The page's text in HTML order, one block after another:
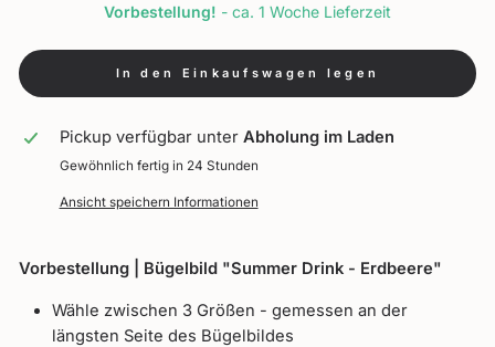
Vorbestellung! - ca. 1 Woche Lieferzeit
In den Einkaufswagen legen
Pickup verfügbar unter Abholung im Laden
Gewöhnlich fertig in 24 Stunden
Ansicht speichern Informationen
Vorbestellung | Bügelbild "Summer Drink - Erdbeere"
Wähle zwischen 3 Größen - gemessen an der
längsten Seite des Bügelbildes